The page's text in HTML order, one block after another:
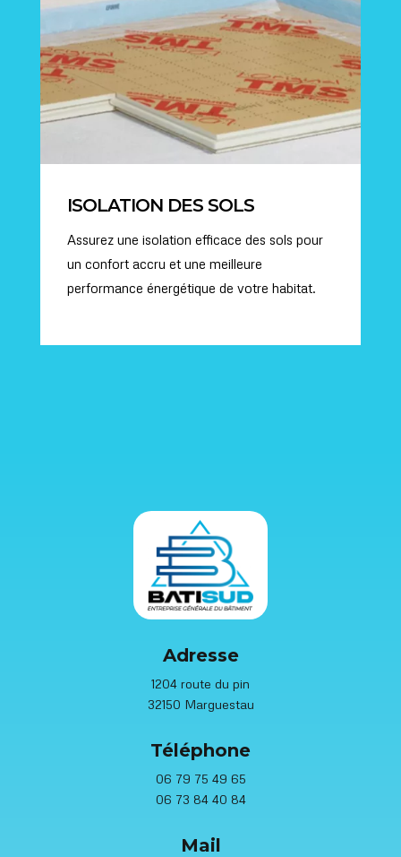
ISOLATION DES SOLS
Assurez une isolation efficace des sols pour
un confort accru et une meilleure
performance énergétique de votre habitat.
Adresse
1204 route du pin
32150 Marguestau
Téléphone
06 79 75 49 65
06 73 84 40 84
Mail